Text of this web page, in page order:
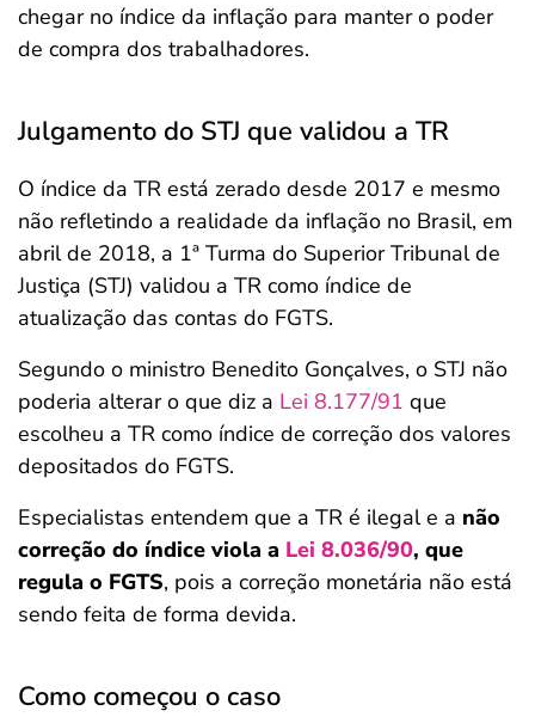
chegar no índice da inflação para manter o poder
de compra dos trabalhadores.
Julgamento do STJ que validou a TR
O índice da TR está zerado desde 2017 e mesmo
não refletindo a realidade da inflação no Brasil, em
abril de 2018, a 1ª Turma do Superior Tribunal de
Justiça (STJ) validou a TR como índice de
atualização das contas do FGTS.
Segundo o ministro Benedito Gonçalves, o STJ não
poderia alterar o que diz a Lei 8.177/91 que
escolheu a TR como índice de correção dos valores
depositados do FGTS.
Especialistas entendem que a TR é ilegal e a não
correção do índice viola a Lei 8.036/90, que
regula o FGTS, pois a correção monetária não está
sendo feita de forma devida.
Como começou o caso